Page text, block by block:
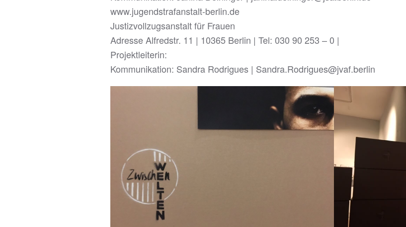
www.jugendstrafanstalt-berlin.de
Justizvollzugsanstalt für Frauen
Adresse Alfredstr. 11 | 10365 Berlin | Tel: 030 90 253 – 0 |
Projektleiterin:
Kommunikation: Sandra Rodrigues | Sandra.Rodrigues@jvaf.berlin